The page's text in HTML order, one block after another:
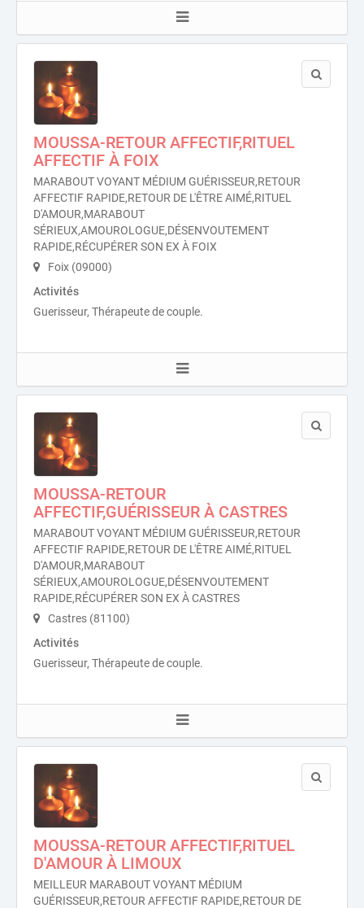
MOUSSA-RETOUR AFFECTIF,RITUEL
AFFECTIF À FOIX
MARABOUT VOYANT MÉDIUM GUÉRISSEUR,RETOUR
AFFECTIF RAPIDE,RETOUR DE L'ÊTRE AIMÉ,RITUEL
D'AMOUR,MARABOUT
SÉRIEUX,AMOUROLOGUE,DÉSENVOUTEMENT
RAPIDE,RÉCUPÉRER SON EX À FOIX
Foix (09000)
Activités
Guerisseur, Thérapeute de couple.
MOUSSA-RETOUR
AFFECTIF,GUÉRISSEUR À CASTRES
MARABOUT VOYANT MÉDIUM GUÉRISSEUR,RETOUR
AFFECTIF RAPIDE,RETOUR DE L'ÊTRE AIMÉ,RITUEL
D'AMOUR,MARABOUT
SÉRIEUX,AMOUROLOGUE,DÉSENVOUTEMENT
RAPIDE,RÉCUPÉRER SON EX À CASTRES
Castres (81100)
Activités
Guerisseur, Thérapeute de couple.
MOUSSA-RETOUR AFFECTIF,RITUEL
D'AMOUR À LIMOUX
MEILLEUR MARABOUT VOYANT MÉDIUM
GUÉRISSEUR,RETOUR AFFECTIF RAPIDE,RETOUR DE